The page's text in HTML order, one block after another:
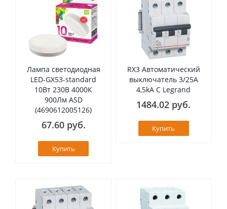
Лампа светодиодная
LED-GX53-standard
10Вт 230В 4000К
900Лм ASD
(4690612005126)
67.60 руб.
Купить
RX3 Автоматический
выключатель 3/25А
4,5kA C Legrand
1484.02 руб.
Купить